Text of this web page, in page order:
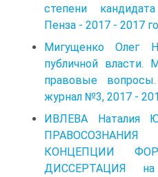
степени
Пенза - 2017 - 2017
Мигущенко Олег
публичной власти.
правовые вопросы.
журнал №3, 2017 -
ИВЛЕВА Наталия
КОНЦЕПЦИИ
ДИССЕРТАЦИЯ на